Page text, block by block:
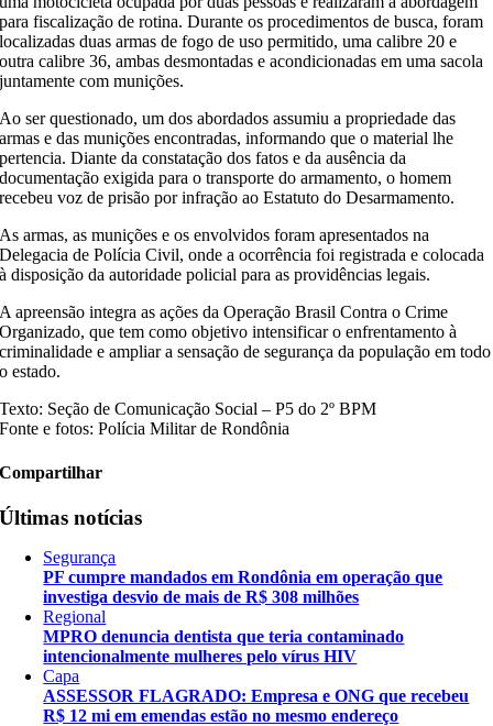
para fiscalização de rotina. Durante os procedimentos de busca, foram
localizadas duas armas de fogo de uso permitido, uma calibre 20 e
outra calibre 36, ambas desmontadas e acondicionadas em uma sacola
juntamente com munições.
Ao ser questionado, um dos abordados assumiu a propriedade das
armas e das munições encontradas, informando que o material lhe
pertencia. Diante da constatação dos fatos e da ausência da
documentação exigida para o transporte do armamento, o homem
recebeu voz de prisão por infração ao Estatuto do Desarmamento.
As armas, as munições e os envolvidos foram apresentados na
Delegacia de Polícia Civil, onde a ocorrência foi registrada e colocada
à disposição da autoridade policial para as providências legais.
A apreensão integra as ações da Operação Brasil Contra o Crime
Organizado, que tem como objetivo intensificar o enfrentamento à
criminalidade e ampliar a sensação de segurança da população em todo
o estado.
Texto: Seção de Comunicação Social – P5 do 2º BPM
Fonte e fotos: Polícia Militar de Rondônia
Compartilhar
Últimas notícias
Segurança
PF cumpre mandados em Rondônia em operação que
investiga desvio de mais de R$ 308 milhões
Regional
MPRO denuncia dentista que teria contaminado
intencionalmente mulheres pelo vírus HIV
Capa
ASSESSOR FLAGRADO: Empresa e ONG que recebeu
R$ 12 mi em emendas estão no mesmo endereço